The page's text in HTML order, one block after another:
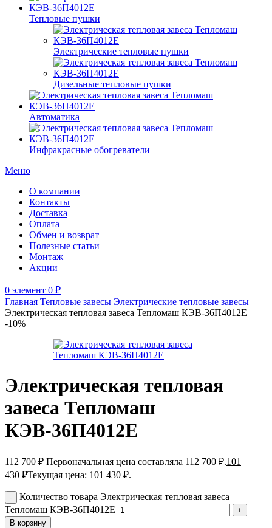
Тепловые пушки
Электрические тепловые пушки
Дизельные тепловые пушки
Автоматика
Инфракрасные обогреватели
Меню
О компании
Контакты
Доставка
Оплата
Обмен и возврат
Полезные статьи
Монтаж
Акции
0 элемент 0 ₽
Главная Тепловые завесы Электрические тепловые завесы
Электрическая тепловая завеса Тепломаш КЭВ-36П4012Е
-10%
Электрическая тепловая
завеса Тепломаш
КЭВ-36П4012Е
112 700₽ Первоначальная цена составляла 112 700 ₽.101
430 ₽Текущая цена: 101 430 ₽.
Количество товара Электрическая тепловая завеса
Тепломаш КЭВ-36П4012Е
В корзину